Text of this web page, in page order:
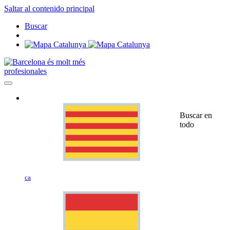
Saltar al contenido principal
Buscar
profesionales
ca
Buscar en
todo